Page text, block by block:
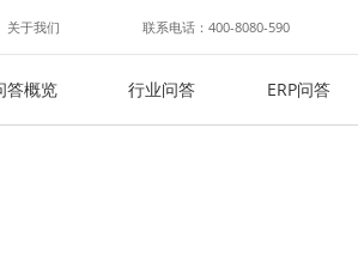
关于我们 联系电话：400-8080-590
答概览 行业问答 ERP问答